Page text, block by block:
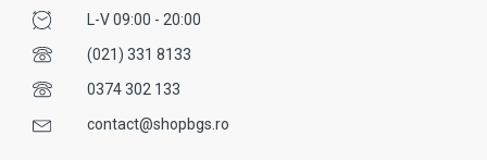
L-V 09:00 - 20:00
(021) 331 8133
0374 302 133
contact@shopbgs.ro